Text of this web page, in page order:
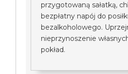
przygotowaną sałatką,
bezpłatny napój do
bezalkoholowego.
nieprzynoszenie
pokład.